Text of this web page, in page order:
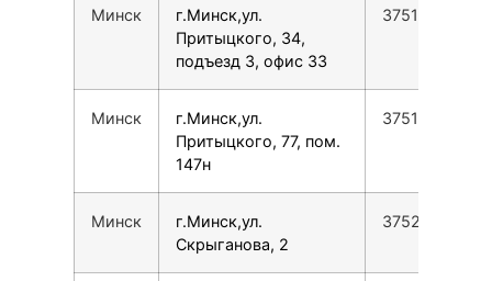
Минск
г.Минск,ул.
Притыцкого, 34,
подъезд 3, офис 33
Минск
г.Минск,ул.
Притыцкого, 77, пом.
147н
Минск
г.Минск,ул.
Скрыганова, 2